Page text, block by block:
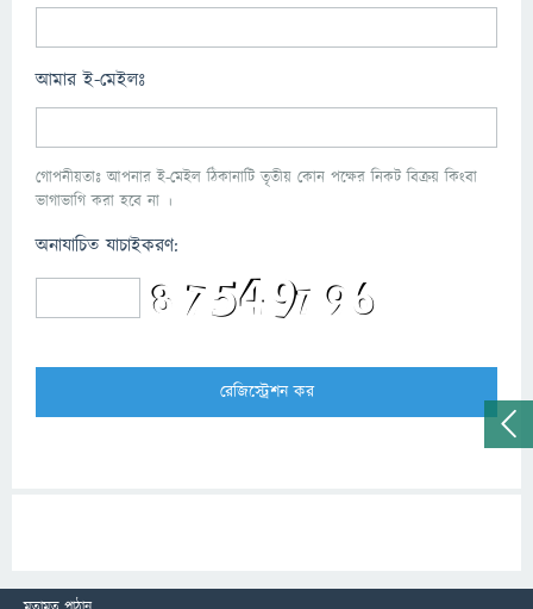
আমার ই-মেইলঃ
গোপনীয়তাঃ আপনার ই-মেইল ঠিকানাটি তৃতীয় কোন পক্ষের নিকট বিক্রয় কিংবা
ভাগাভাগি করা হবে না ।
অনাযাচিত যাচাইকরণ: